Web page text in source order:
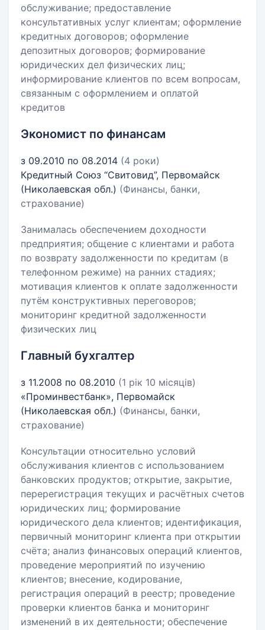
обслуживание; предоставление
консультативных услуг клиентам; оформление
кредитных договоров; оформление
депозитных договоров; формирование
юридических дел физических лиц;
информирование клиентов по всем вопросам,
связанным с оформлением и оплатой
кредитов
Экономист по финансам
з 09.2010 по 08.2014 (4 роки)
Кредитный Союз “Свитовид”, Первомайск
(Николаевская обл.) (Финансы, банки,
страхование)
Занималась обеспечением доходности
предприятия; общение с клиентами и работа
по возврату задолженности по кредитам (в
телефонном режиме) на ранних стадиях;
мотивация клиентов к оплате задолженности
путём конструктивных переговоров;
мониторинг кредитной задолженности
физических лиц
Главный бухгалтер
з 11.2008 по 08.2010 (1 рік 10 місяців)
«Проминвестбанк», Первомайск
(Николаевская обл.) (Финансы, банки,
страхование)
Консультации относительно условий
обслуживания клиентов с использованием
банковских продуктов; открытие, закрытие,
перерегистрация текущих и расчётных счетов
юридических лиц; формирование
юридического дела клиентов; идентификация,
первичный мониторинг клиента при открытии
счёта; анализ финансовых операций клиентов,
проведение мероприятий по изучению
клиентов; внесение, кодирование,
регистрация операций в реестр; проведение
проверки клиентов банка и мониторинг
изменений в их деятельности; обеспечение